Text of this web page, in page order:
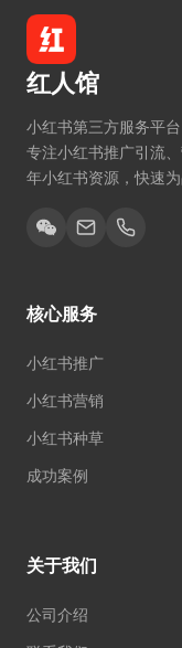
红人馆
小红书第三方服务平
专注小红书推广引流
年小红书资源，快速
核心服务
小红书推广
小红书营销
小红书种草
成功案例
关于我们
公司介绍